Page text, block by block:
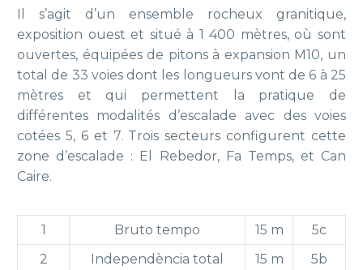
Il s’agit d’un ensemble rocheux granitique,
exposition ouest et situé à 1 400 mètres, où sont
ouvertes, équipées de pitons à expansion M10, un
total de 33 voies dont les longueurs vont de 6 à 25
mètres et qui permettent la pratique de
différentes modalités d’escalade avec des voies
cotées 5, 6 et 7. Trois secteurs configurent cette
zone d’escalade : El Rebedor, Fa Temps, et Can
Caire.
1 Bruto tempo 15 m
5c
2
Independència total 15 m
5b